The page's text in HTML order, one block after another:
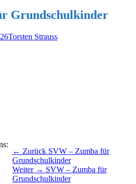
Grundschulkinder
Autor
Torsten Strauss
← Zurück Vorhergehender
Beitrag:
SVW – Zumba für
Grundschulkinder
Weiter → Nächster
Beitrag:
SVW – Zumba für
Grundschulkinder